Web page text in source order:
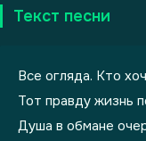
Текст песни
Все огляда. Кто
Тот правду жизнь
Душа в обмане